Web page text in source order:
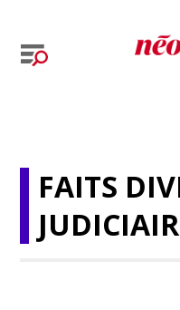
FAITS